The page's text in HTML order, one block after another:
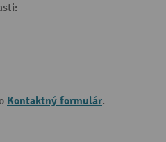
Kontaktný formulár.